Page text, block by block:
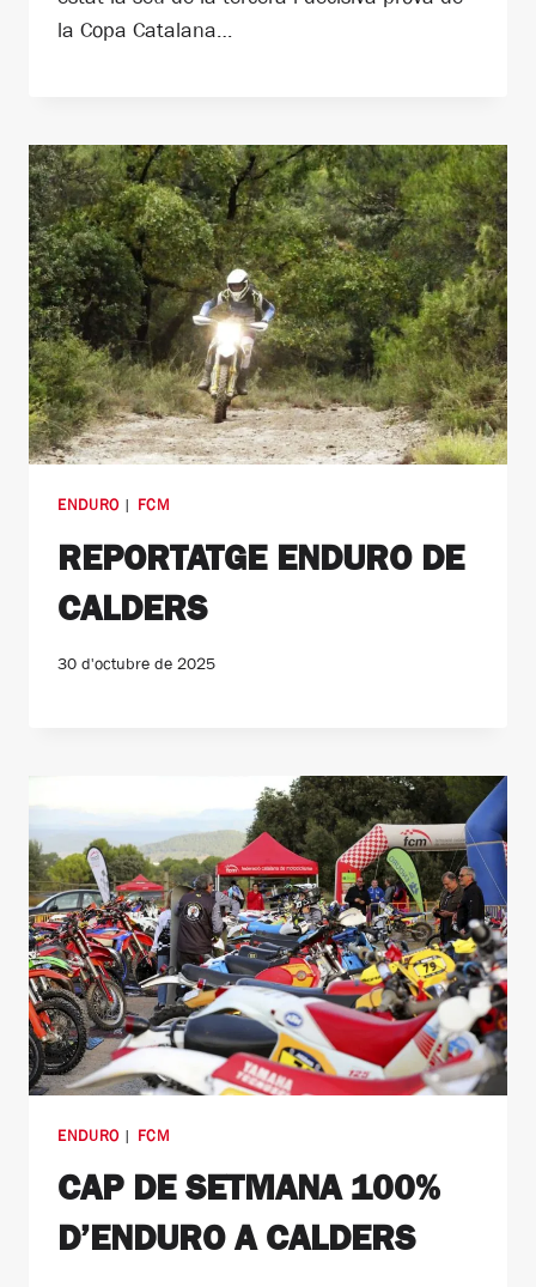
la Copa Catalana…
ENDURO| FCM
REPORTATGE ENDURO DE
CALDERS
30 d'octubre de 2025
ENDURO| FCM
CAP DE SETMANA 100%
D’ENDURO A CALDERS